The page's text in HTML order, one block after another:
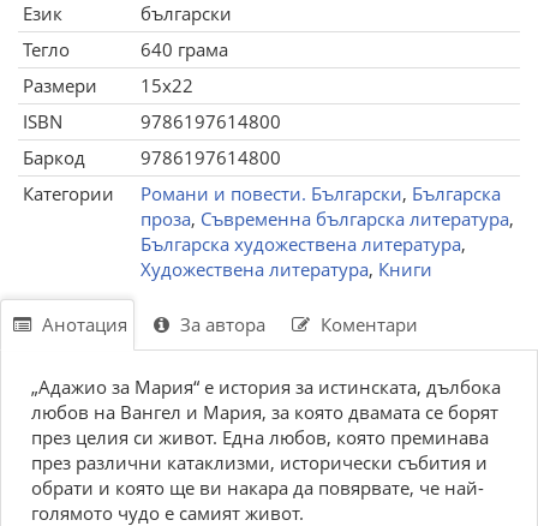
Език
български
Тегло
640 грама
Размери
15x22
ISBN
9786197614800
Баркод
9786197614800
Категории
Романи и повести. Български, Българска
проза, Съвременна българска литература,
Българска художествена литература,
Художествена литература, Книги
Анотация За автора Коментари
„Адажио за Мария“ е история за истинската, дълбока
любов на Вангел и Мария, за която двамата се борят
през целия си живот. Една любов, която преминава
през различни катаклизми, исторически събития и
обрати и която ще ви накара да повярвате, че най-
голямото чудо е самият живот.